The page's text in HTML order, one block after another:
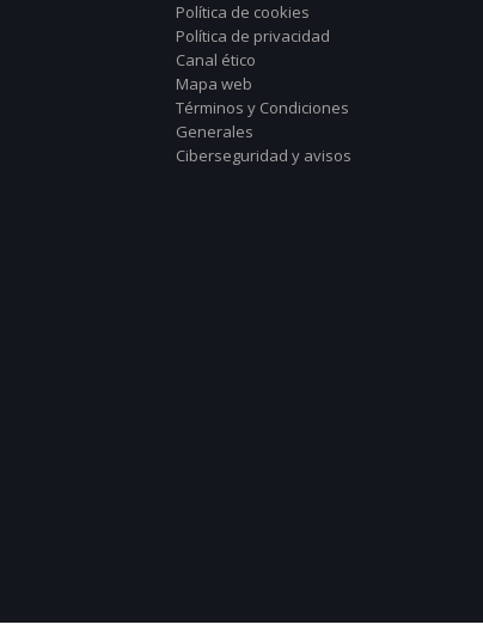
Política de cookies
Política de privacidad
Canal ético
Mapa web
Términos y Condiciones
Generales
Ciberseguridad y avisos